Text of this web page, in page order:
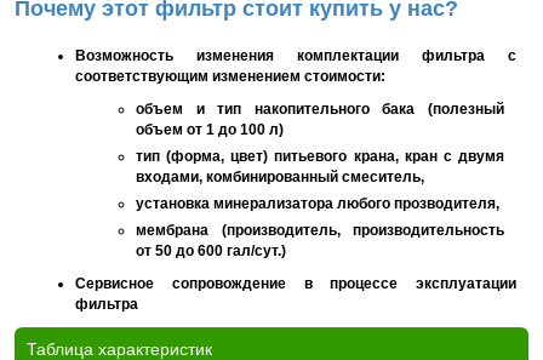
Почему этот фильтр стоит купить у нас?
Возможность изменения комплектации фильтра с
соответствующим изменением стоимости:
объем и тип накопительного бака (полезный
объем от 1 до 100 л)
тип (форма, цвет) питьевого крана, кран с двумя
входами, комбинированный смеситель,
установка минерализатора любого прозводителя,
мембрана (производитель, производительность
от 50 до 600 гал/сут.)
Сервисное сопровождение в процессе эксплуатации
фильтра
Таблица характеристик